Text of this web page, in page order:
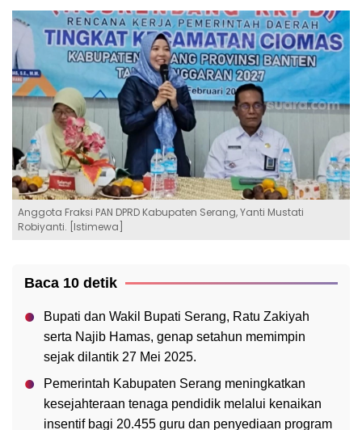
Anggota Fraksi PAN DPRD Kabupaten Serang, Yanti Mustati
Robiyanti. [Istimewa]
Baca 10 detik
Bupati dan Wakil Bupati Serang, Ratu Zakiyah
serta Najib Hamas, genap setahun memimpin
sejak dilantik 27 Mei 2025.
Pemerintah Kabupaten Serang meningkatkan
kesejahteraan tenaga pendidik melalui kenaikan
insentif bagi 20.455 guru dan penyediaan program